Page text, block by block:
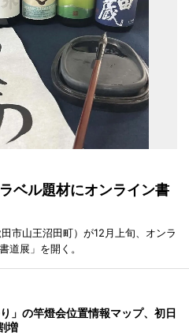
ベル題材にオンライン書
市山王沼田町）が12月上旬、オンラ
道展」を開く。
り」の竿燈会位置情報マップ、初日
増